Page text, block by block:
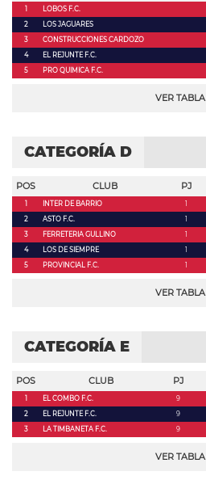
1 LOBOS F.C.
2
LOS JAGUARES
3
CONSTRUCCIONES CARDOZO
4
EL REJUNTE F.C.
5
PRO QUIMICA F.C.
VER TABLA
CATEGORÍA D
POS CLUB PJ
1 INTER DE BARRIO 1
2
ASTO F.C. 1
3
FERRETERIA GULLINO 1
4
LOS DE SIEMPRE 1
5
PROVINCIAL F.C. 1
VER TABLA
CATEGORÍA E
POS CLUB PJ
1 EL COMBO F.C. 9
2
EL REJUNTE F.C. 9
3
LA TIMBANETA F.C. 9
VER TABLA